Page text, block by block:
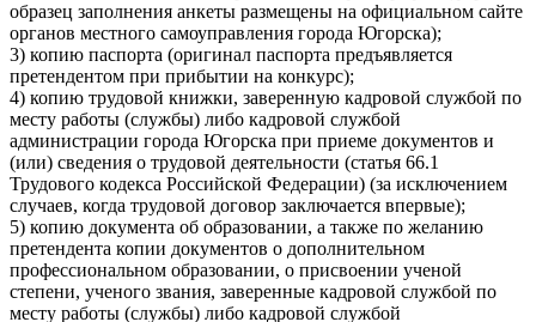
образец заполнения анкеты размещены на официальном сайте
органов местного самоуправления города Югорска);
3) копию паспорта (оригинал паспорта предъявляется
претендентом при прибытии на конкурс);
4) копию трудовой книжки, заверенную кадровой службой по
месту работы (службы) либо кадровой службой
администрации города Югорска при приеме документов и
(или) сведения о трудовой деятельности (статья 66.1
Трудового кодекса Российской Федерации) (за исключением
случаев, когда трудовой договор заключается впервые);
5) копию документа об образовании, а также по желанию
претендента копии документов о дополнительном
профессиональном образовании, о присвоении ученой
степени, ученого звания, заверенные кадровой службой по
месту работы (службы) либо кадровой службой